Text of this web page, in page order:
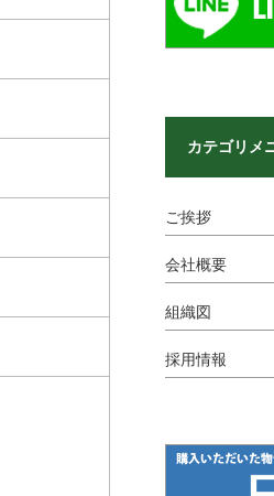
カテゴリメ
ご挨拶
会社概要
組織図
採用情報